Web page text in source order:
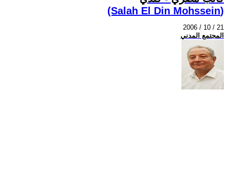
(Salah El Din Mohssein‏)
2006 / 10 / 21
المجتمع المدني